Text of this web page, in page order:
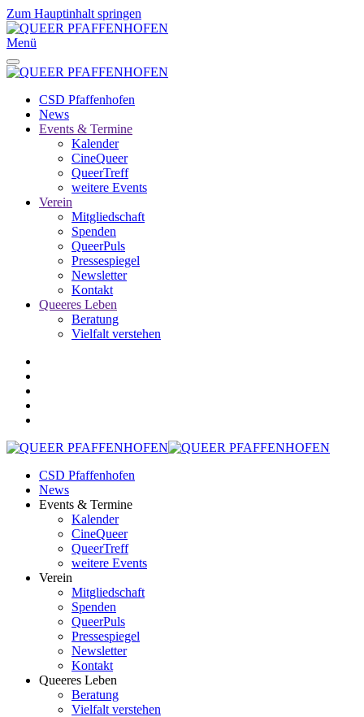
Zum Hauptinhalt springen
Menü
CSD Pfaffenhofen
News
Events & Termine
Kalender
CineQueer
QueerTreff
weitere Events
Verein
Mitgliedschaft
Spenden
QueerPuls
Pressespiegel
Newsletter
Kontakt
Queeres Leben
Beratung
Vielfalt verstehen
CSD Pfaffenhofen
News
Events & Termine
Kalender
CineQueer
QueerTreff
weitere Events
Verein
Mitgliedschaft
Spenden
QueerPuls
Pressespiegel
Newsletter
Kontakt
Queeres Leben
Beratung
Vielfalt verstehen